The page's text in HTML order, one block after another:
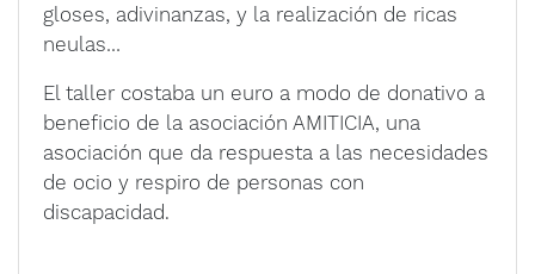
gloses, adivinanzas, y la realización de ricas
neulas…
El taller costaba un euro a modo de donativo a
beneficio de la asociación AMITICIA, una
asociación que da respuesta a las necesidades
de ocio y respiro de personas con
discapacidad.